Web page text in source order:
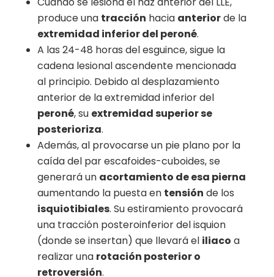
produce una tracción hacia anteriorde la
extremidad inferior del peroné.
A las 24-48 horas del esguince, sigue la
cadena lesional ascendente mencionada
al principio. Debido al desplazamiento
anterior de la extremidad inferior del
peroné, su extremidad superior se
posterioriza.
Además, al provocarse un pie plano por la
caída del par escafoides-cuboides, se
generará un acortamiento de esa pierna
aumentando la puesta en tensión de los
isquiotibiales. Su estiramiento provocará
una tracción posteroinferior del isquion
(donde se insertan) que llevará el iliaco a
realizar una rotación posterior o
retroversión.